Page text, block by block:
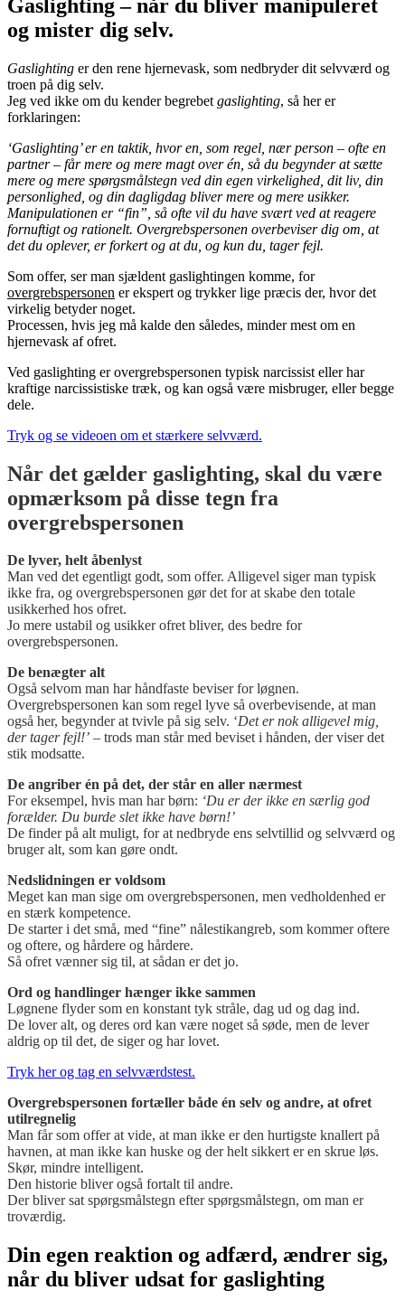
Gaslighting – når du bliver manipuleret
og mister dig selv.
Gaslighting er den rene hjernevask, som nedbryder dit selvværd og
troen på dig selv.
Jeg ved ikke om du kender begrebet gaslighting, så her er
forklaringen:
‘Gaslighting’ er en taktik, hvor en, som regel, nær person – ofte en
partner – får mere og mere magt over én, så du begynder at sætte
mere og mere spørgsmålstegn ved din egen virkelighed, dit liv, din
personlighed, og din dagligdag bliver mere og mere usikker.
Manipulationen er “fin”, så ofte vil du have svært ved at reagere
fornuftigt og rationelt. Overgrebspersonen overbeviser dig om, at
det du oplever, er forkert og at du, og kun du, tager fejl.
Som offer, ser man sjældent gaslightingen komme, for
overgrebspersonen er ekspert og trykker lige præcis der, hvor det
virkelig betyder noget.
Processen, hvis jeg må kalde den således, minder mest om en
hjernevask af ofret.
Ved gaslighting er overgrebspersonen typisk narcissist eller har
kraftige narcissistiske træk, og kan også være misbruger, eller begge
dele.
Tryk og se videoen om et stærkere selvværd.
Når det gælder gaslighting, skal du være
opmærksom på disse tegn fra
overgrebspersonen
De lyver, helt åbenlyst
Man ved det egentligt godt, som offer. Alligevel siger man typisk
ikke fra, og overgrebspersonen gør det for at skabe den totale
usikkerhed hos ofret.
Jo mere ustabil og usikker ofret bliver, des bedre for
overgrebspersonen.
De benægter alt
Også selvom man har håndfaste beviser for løgnen.
Overgrebspersonen kan som regel lyve så overbevisende, at man
også her, begynder at tvivle på sig selv. ‘Det er nok alligevel mig,
der tager fejl!’ – trods man står med beviset i hånden, der viser det
stik modsatte.
De angriber én på det, der står en aller nærmest
For eksempel, hvis man har børn: ‘Du er der ikke en særlig god
forælder. Du burde slet ikke have børn!’
De finder på alt muligt, for at nedbryde ens selvtillid og selvværd og
bruger alt, som kan gøre ondt.
Nedslidningen er voldsom
Meget kan man sige om overgrebspersonen, men vedholdenhed er
en stærk kompetence.
De starter i det små, med “fine” nålestikangreb, som kommer oftere
og oftere, og hårdere og hårdere.
Så ofret vænner sig til, at sådan er det jo.
Ord og handlinger hænger ikke sammen
Løgnene flyder som en konstant tyk stråle, dag ud og dag ind.
De lover alt, og deres ord kan være noget så søde, men de lever
aldrig op til det, de siger og har lovet.
Tryk her og tag en selvværdstest.
Overgrebspersonen fortæller både én selv og andre, at ofret
utilregnelig
Man får som offer at vide, at man ikke er den hurtigste knallert på
havnen, at man ikke kan huske og der helt sikkert er en skrue løs.
Skør, mindre intelligent.
Den historie bliver også fortalt til andre.
Der bliver sat spørgsmålstegn efter spørgsmålstegn, om man er
troværdig.
Din egen reaktion og adfærd, ændrer sig,
når du bliver udsat for gaslighting